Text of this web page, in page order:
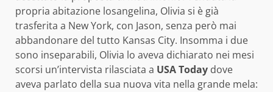
propria abitazione losangelina, Olivia si è già
trasferita a New York, con Jason, senza però mai
abbandonare del tutto Kansas City. Insomma i due
sono inseparabili, Olivia lo aveva dichiarato nei mesi
scorsi un’intervista rilasciata a USA Today dove
aveva parlato della sua nuova vita nella grande mela: